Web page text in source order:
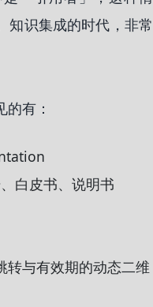
知识集成的时代，非常
有：
白皮书、说明书
转与有效期的动态二维